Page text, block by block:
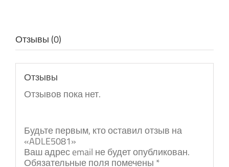
Отзывы (0)
Отзывы
Отзывов пока нет.
Будьте первым, кто оставил отзыв на
«ADLE5081»
Ваш адрес email не будет опубликован.
Обязательные поля помечены *